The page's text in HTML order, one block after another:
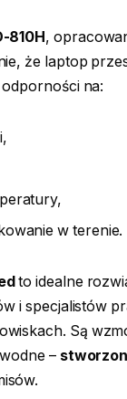
810H ,
że laptop
na:
w terenie.
to idealne
i specjalistów
Są
–